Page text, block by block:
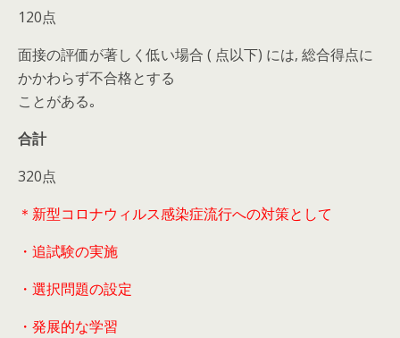
120点
面接の評価が著しく低い場合 ( 点以下) には, 総合得点に
かかわらず不合格とする
ことがある｡
合計
320点
＊新型コロナウィルス感染症流行への対策として
・追試験の実施
・選択問題の設定
・発展的な学習